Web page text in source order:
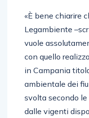
«È bene chiarire
Legambiente
vuole
con quello
in Campania
ambientale dei
svolta secondo
dalle vigenti